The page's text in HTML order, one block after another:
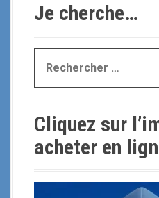
Je cherche…
c
e
c
Cliquez sur
acheter en